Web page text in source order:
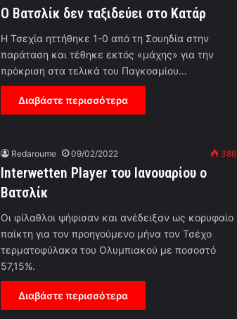
Ο Βατσλίκ δεν ταξιδεύει στο Κατάρ
Η Τσεχία ηττήθηκε 1-0 από τη Σουηδία στην
παράταση και τέθηκε εκτός «μάχης» για την
πρόκριση στα τελικά του Παγκοσμίου…
Διαβάστε περισσότερα
Redaroume 09/02/2022 386
Interwetten Player του Ιανουαρίου ο
Βατσλίκ
Οι φίλαθλοι ψήφισαν και ανέδειξαν ως κορυφαίο
παίκτη για τον προηγούμενο μήνα τον Τσέχο
τερματοφύλακα του Ολυμπιακού με ποσοστό
57,15%.
Διαβάστε περισσότερα